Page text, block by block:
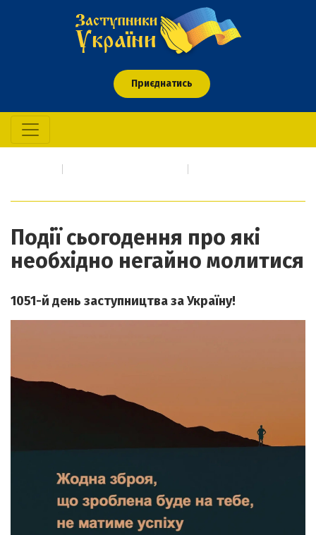
Приєднатись
Події сьогодення про які
необхідно негайно молитися
1051-й день заступництва за Україну!